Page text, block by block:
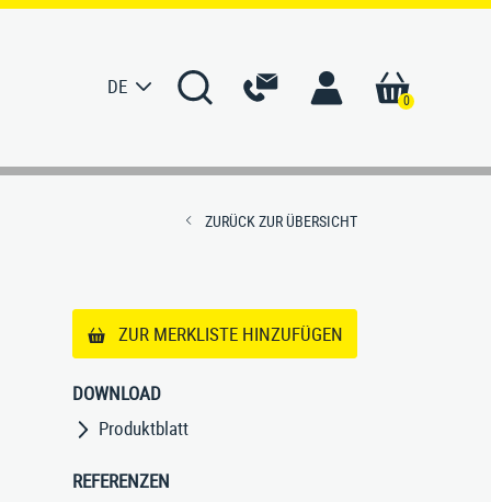
DE
0
KONTAKT
Ansprechpartner International
Kontaktformular
ZURÜCK ZUR ÜBERSICHT
ZUR MERKLISTE HINZUFÜGEN
DOWNLOAD
Produktblatt
REFERENZEN